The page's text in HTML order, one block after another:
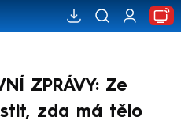
ZPRÁVY: Ze
zda má tělo